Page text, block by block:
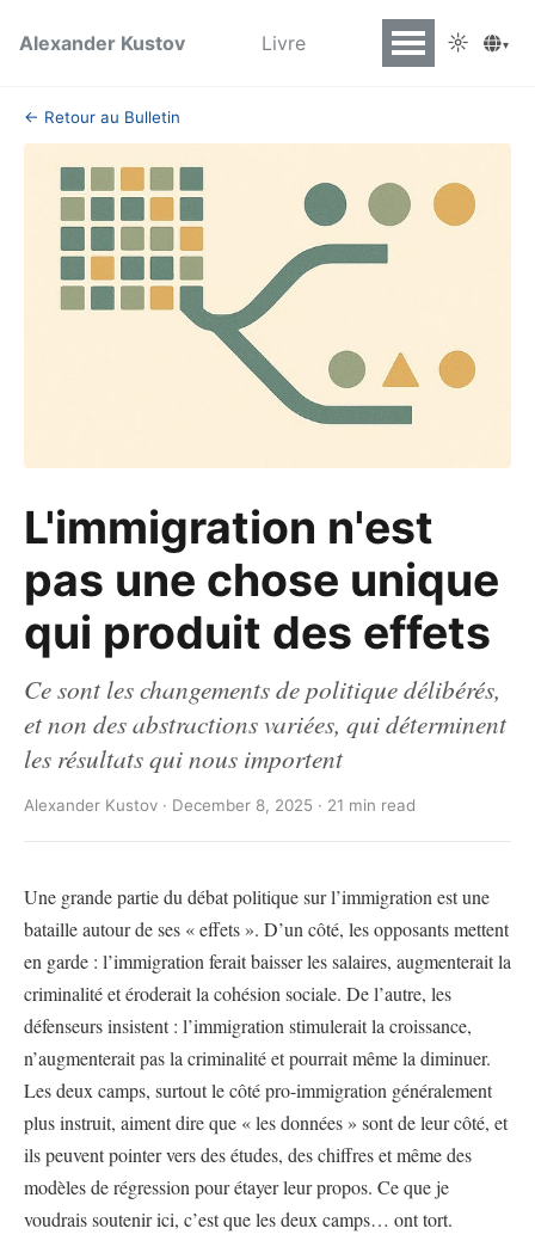
Alexander Kustov Livre ☼ ▾
← Retour au Bulletin
L'immigration n'est
pas une chose unique
qui produit des effets
Ce sont les changements de politique délibérés,
et non des abstractions variées, qui déterminent
les résultats qui nous importent
Alexander Kustov · December 8, 2025 · 21 min read
Une grande partie du débat politique sur l’immigration est une
bataille autour de ses « effets ». D’un côté, les opposants mettent
en garde : l’immigration ferait baisser les salaires, augmenterait la
criminalité et éroderait la cohésion sociale. De l’autre, les
défenseurs insistent : l’immigration stimulerait la croissance,
n’augmenterait pas la criminalité et pourrait même la diminuer.
Les deux camps, surtout le côté pro-immigration généralement
plus instruit, aiment dire que « les données » sont de leur côté, et
ils peuvent pointer vers des études, des chiffres et même des
modèles de régression pour étayer leur propos. Ce que je
voudrais soutenir ici, c’est que les deux camps… ont tort.